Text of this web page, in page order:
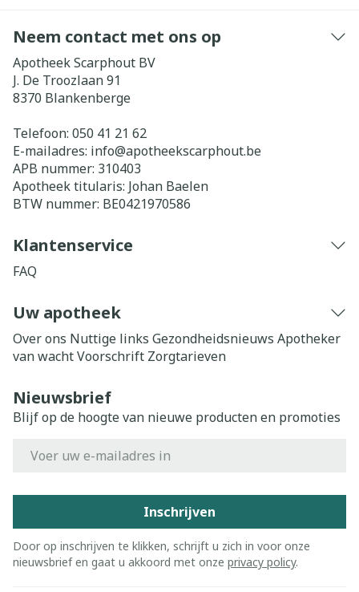
Neem contact met ons op
Apotheek Scarphout BV
J. De Troozlaan 91
8370 Blankenberge
Telefoon: 050 41 21 62
E-mailadres: info@apotheekscarphout.be
APB nummer: 310403
Apotheek titularis: Johan Baelen
BTW nummer: BE0421970586
Klantenservice
FAQ
Uw apotheek
Over ons Nuttige links Gezondheidsnieuws Apotheker
van wachtVoorschrift Zorgtarieven
Nieuwsbrief
Blijf op de hoogte van nieuwe producten en promoties
Inschrijven
Door op inschrijven te klikken, schrijft u zich in voor onze
nieuwsbrief en gaat u akkoord met onze privacy policy.